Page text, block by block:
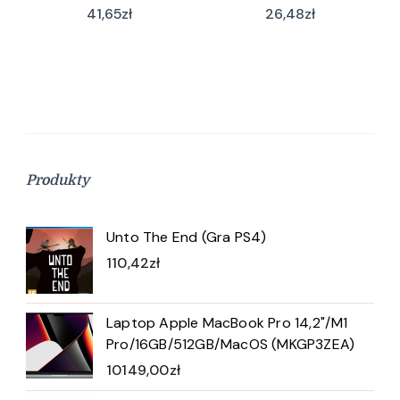
41,65zł 26,48zł
Produkty
Unto The End (Gra PS4)
110,42zł
Laptop Apple MacBook Pro 14,2"/M1
Pro/16GB/512GB/MacOS (MKGP3ZEA)
10149,00zł